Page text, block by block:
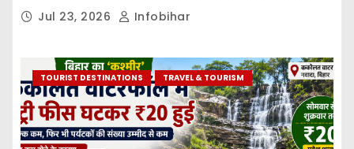
Jul 23, 2026 Infobihar
TOURIST DESTINATIONS TRAVEL & TOURISM